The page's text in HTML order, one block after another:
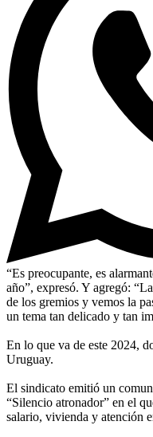
“Es preocupante, es
año”, expresó. Y agregó:
de los gremios y vemos la
un tema tan delicado y tan
En lo que va de este 2024,
Uruguay.
El sindicato emitió un
“Silencio atronador” en el
salario, vivienda y atención